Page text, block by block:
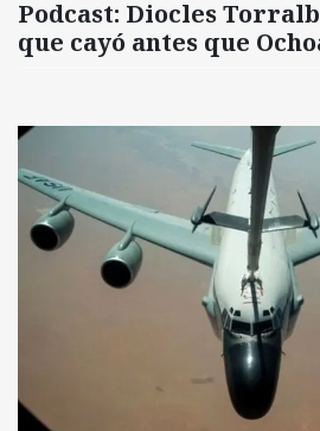
Podcast: Diocles
que cayó antes que